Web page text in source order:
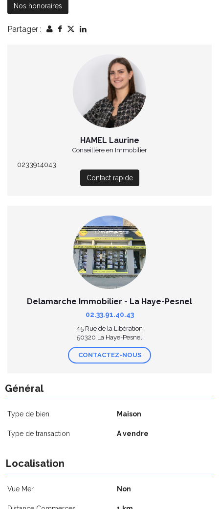
Nos honoraires
Partager :
HAMEL Laurine
Conseillère en Immobilier
0233914043
Contact rapide
Delamarche Immobilier - La Haye-Pesnel
02.33.91.40.43
45 Rue de la Libération
50320 La Haye-Pesnel
CONTACTEZ-NOUS
Général
Type de bien Maison
Type de transaction A vendre
Localisation
Vue Mer Non